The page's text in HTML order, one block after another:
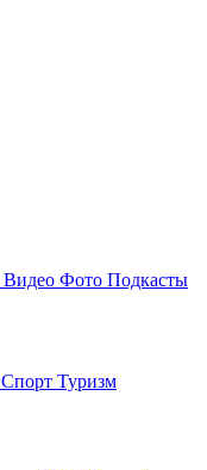
Видео Фото Подкасты
Спорт Туризм